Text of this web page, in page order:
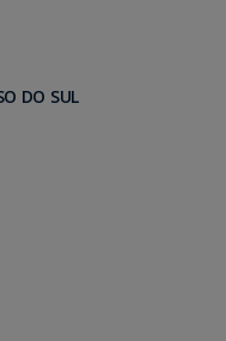
DO SUL